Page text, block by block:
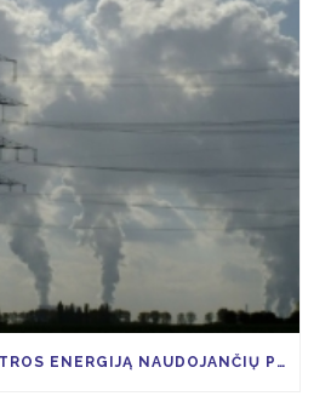
INTENSYVIAI ELEKTROS ENERGIJĄ NAUDOJANČIŲ PRAMONĖS ŠAKŲ ĮMONĖS, GALĖTŲ SUSIGRĄŽINTI 85 PROCENTUS VIAP KAINOS